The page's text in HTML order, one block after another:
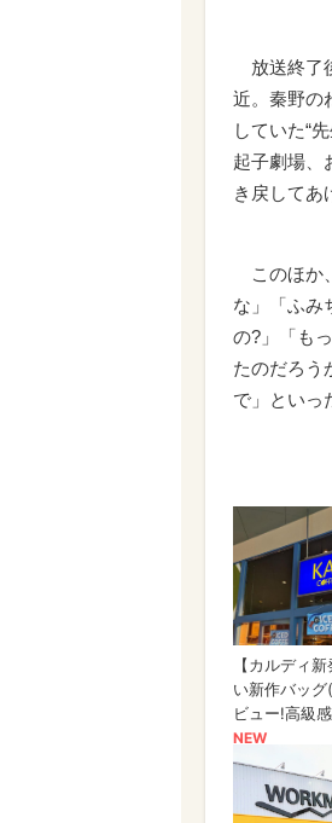
放送終了
近。秦野の
していた“
起子劇場、
き戻してあ
このほか
な」「ふみ
の?」「も
たのだろう
で」といっ